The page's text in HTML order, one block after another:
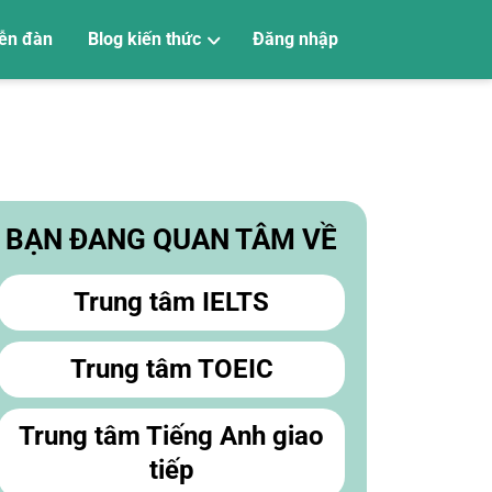
đàn Blog kiến thức Đăng nhập
BẠN ĐANG QUAN TÂM VỀ
Trung tâm IELTS
Trung tâm TOEIC
Trung tâm Tiếng Anh giao
tiếp